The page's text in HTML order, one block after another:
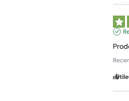
Utile